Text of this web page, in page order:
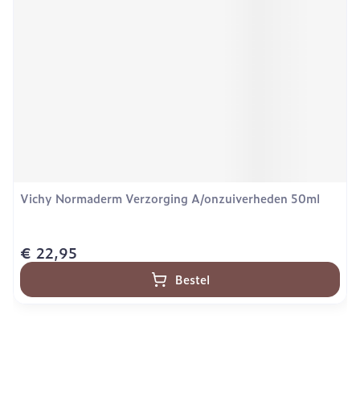
Vichy Normaderm Verzorging A/onzuiverheden 50ml
€ 22,95
Bestel